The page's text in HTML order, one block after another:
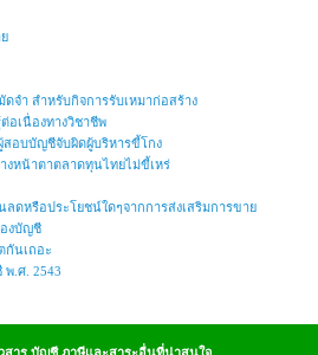
จำ สำหรับกิจการรับเหมาก่อสร้าง
อเนื่องทางวิชาชีพ
อบบัญชีจับผิดผู้บริหารขี้โกง
งหน้าตาตลาดทุนไทยไม่ขี้เหร่
ดหรือประโยชน์ใดๆจากการส่งเสริมการขาย
งบัญชี
กันเถอะ
.ศ. 2543